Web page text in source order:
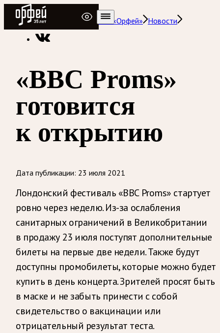
Радио Орфей
Радио классической музыки «Орфей» Новости
«BBC Proms»
готовится
к открытию
Дата публикации: 23 июля 2021
Лондонский фестиваль «BBC Proms» стартует
ровно через неделю. Из-за ослабления
санитарных ограничений в Великобритании
в продажу 23 июля поступят дополнительные
билеты на первые две недели. Также будут
доступны промобилеты, которые можно будет
купить в день концерта. Зрителей просят быть
в маске и не забыть принести с собой
свидетельство о вакцинации или
отрицательный результат теста.